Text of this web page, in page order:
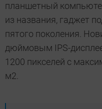
планшетный
из названия, гаджет
пятого поколения.
дюймовым IPS-
1200 пикселей с
м2.